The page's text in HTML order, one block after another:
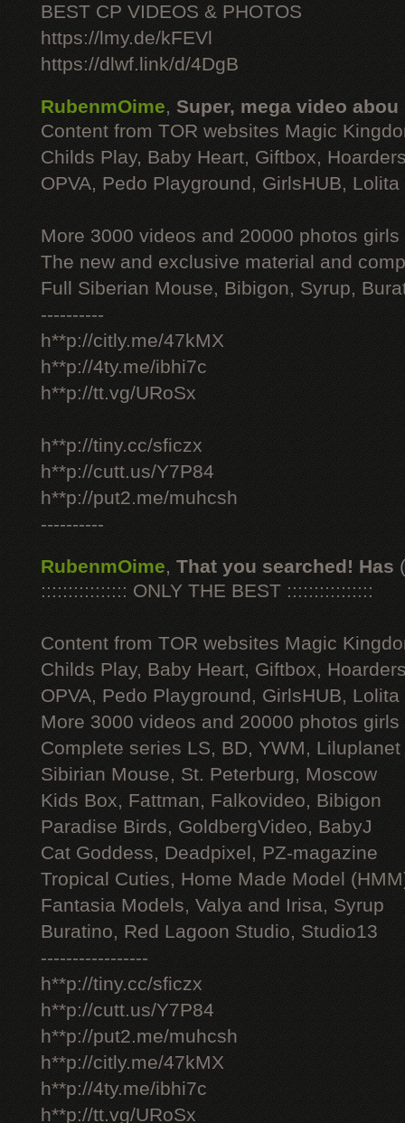
BEST CP VIDEOS & PHOTOS
https://lmy.de/kFEVl
https://dlwf.link/d/4DgB
RubenmOime, Super, mega video abou
Content from TOR websites Magic
Childs Play, Baby Heart, Giftbox,
OPVA, Pedo Playground, GirlsHUB, Lolita
More 3000 videos and 20000 photos
The new and exclusive material and
Full Siberian Mouse, Bibigon, Syrup,
----------
h**p://citly.me/47kMX
h**p://4ty.me/ibhi7c
h**p://tt.vg/URoSx
h**p://tiny.cc/sficzx
h**p://cutt.us/Y7P84
h**p://put2.me/muhcsh
----------
RubenmOime, That you searched! Has
:::::::::::::::: ONLY THE BEST ::::::::::::::::
Content from TOR websites Magic
Childs Play, Baby Heart, Giftbox,
OPVA, Pedo Playground, GirlsHUB, Lolita
More 3000 videos and 20000 photos
Complete series LS, BD, YWM, Liluplanet
Sibirian Mouse, St. Peterburg, Moscow
Kids Box, Fattman, Falkovideo, Bibigon
Paradise Birds, GoldbergVideo, BabyJ
Cat Goddess, Deadpixel, PZ-magazine
Tropical Cuties, Home Made Model
Fantasia Models, Valya and Irisa, Syrup
Buratino, Red Lagoon Studio, Studio13
-----------------
h**p://tiny.cc/sficzx
h**p://cutt.us/Y7P84
h**p://put2.me/muhcsh
h**p://citly.me/47kMX
h**p://4ty.me/ibhi7c
h**p://tt.vg/URoSx